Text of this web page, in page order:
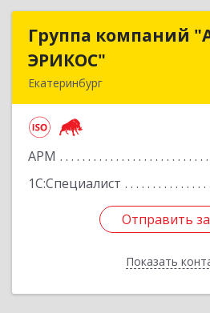
Группа компаний
ЭРИКОС"
Екатеринбург
АРМ
1С:Специалист
Отправить
Показать
Группа
Отправить
Назад